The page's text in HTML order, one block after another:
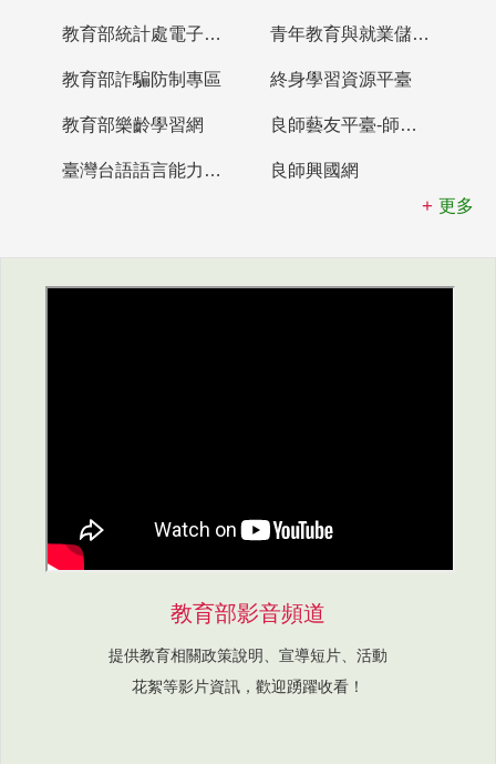
教育部統計處電子書櫃 青年教育與就業儲蓄帳戶
教育部詐騙防制專區 終身學習資源平臺
教育部樂齡學習網 良師藝友平臺-師資培育整合平臺
臺灣台語語言能力認證網站
良師興國網
更多
教育部影音頻道
提供教育相關政策說明、宣導短片、活動
花絮等影片資訊，歡迎踴躍收看！